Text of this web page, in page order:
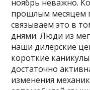
ноябрь неважно.
прошлым месяцем
связываем это в
днями. Люди из
наши дилерские
короткие
достаточно
изменения